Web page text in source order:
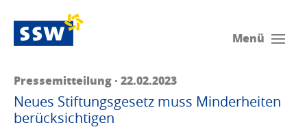
Menü
Pressemitteilung · 22.02.2023
Neues Stiftungsgesetz muss Minderheiten
berücksichtigen